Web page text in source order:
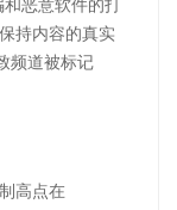
恶意软件的打
持内容的真实
频道被标记
高点在